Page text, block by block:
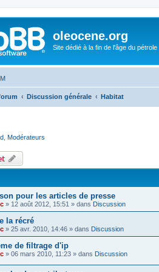
oleocene.org
Site dédié à la fin de l'âge du pétrole
Discussion générale Habitat
Modérateurs
pour les articles de presse
» 12 août 2012, 15:51 » dans Discussion
la récré
» 25 avr. 2010, 14:46 » dans Discussion
de filtrage d'ip
» 06 mars 2010, 11:23 » dans Discussion